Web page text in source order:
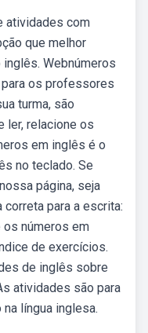
atividades com
que melhor
Webnúmeros
os professores
turma, são
ler, relacione os
em inglês é o
no teclado. Se
página, seja
para a escrita:
os números em
de exercícios.
de inglês sobre
atividades são para
língua inglesa.